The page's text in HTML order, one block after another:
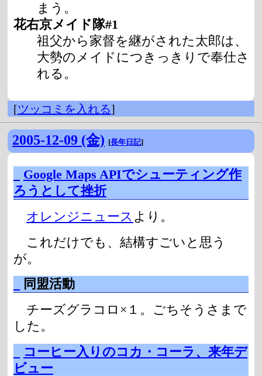
まう。
花右京メイド隊#1
祖父から家督を継がされた太郎は、
大勢のメイドにつきっきりで奉仕さ
れる。
[ツッコミを入れる]
2005-12-09 (金) [長年日記]
Google Maps APIでシューティング作
ろうとして挫折
オレンジニュース より。
これだけでも、結構すごいと思う
が。
同盟活動
チーズグラコロ×１。ごちそうさまで
した。
コーヒー入りのコカ・コーラ、来年デ
ビュー